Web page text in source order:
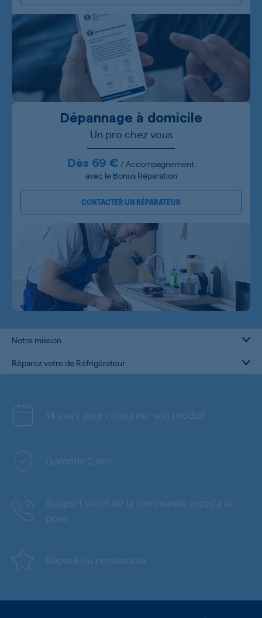
Dépannage à domicile
Un pro chez vous
Dès 69 € / Accompagnement
avec le Bonus Réparation
CONTACTER UN RÉPARATEUR
Notre mission
Réparez votre de Réfrigérateur
14 jours pour retourner son produit
Garantie 2 ans
Support client de la commande jusqu'à la
pose
Réparé ou remboursé